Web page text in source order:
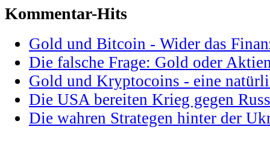
Kommentar-Hits
Gold und Bitcoin - Wider das
Die falsche Frage: Gold oder
Gold und Kryptocoins - eine
Die USA bereiten Krieg gegen
Die wahren Strategen hinter der